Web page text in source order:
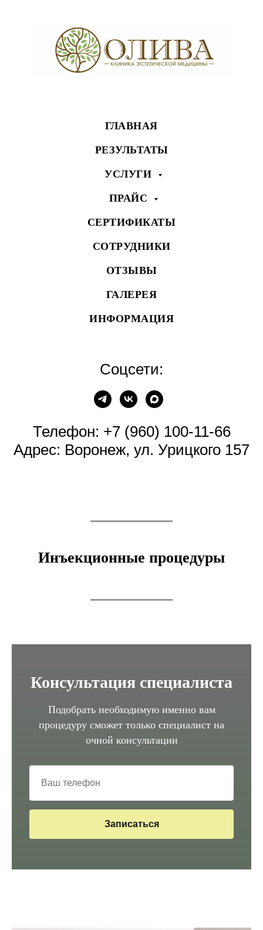
ГЛАВНАЯ
РЕЗУЛЬТАТЫ
УСЛУГИ
ПРАЙС
СЕРТИФИКАТЫ
СОТРУДНИКИ
ОТЗЫВЫ
ГАЛЕРЕЯ
ИНФОРМАЦИЯ
Соцсети:
Телефон: +7 (960) 100-11-66
Адрес: Воронеж, ул. Урицкого 157
Инъекционные процедуры
Консультация специалиста
Подобрать необходимую именно вам
процедуру сможет только специалист на
очной консультации
Записаться